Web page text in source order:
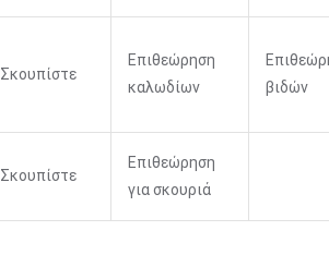
Σκουπίστε
Επιθεώρηση
καλωδίων
βιδών
Σκουπίστε
Επιθεώρηση
για σκουριά